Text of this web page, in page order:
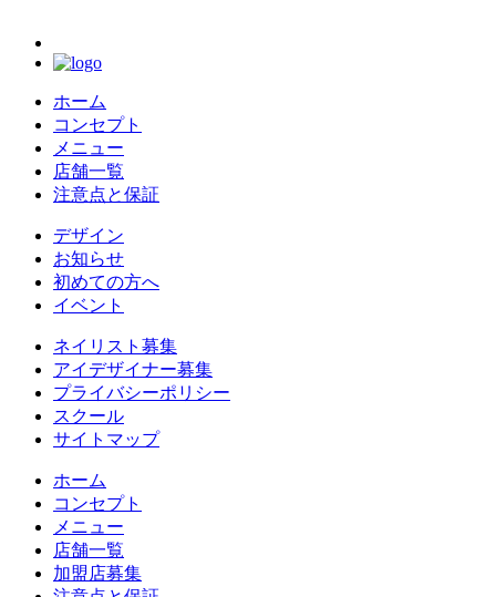
ホーム
コンセプト
メニュー
店舗一覧
注意点と保証
デザイン
お知らせ
初めての方へ
イベント
ネイリスト募集
アイデザイナー募集
プライバシーポリシー
スクール
サイトマップ
ホーム
コンセプト
メニュー
店舗一覧
加盟店募集